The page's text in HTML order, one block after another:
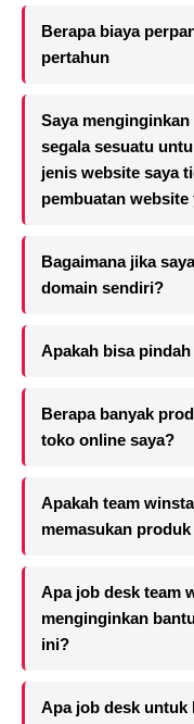
Berapa biaya
pertahun
Saya
segala sesuatu
jenis website saya
pembuatan
Bagaimana jika
domain sendiri?
Apakah bisa
Berapa banyak
toko online saya?
Apakah team
memasukan
Apa job desk team
menginginkan
ini?
Apa job desk untuk